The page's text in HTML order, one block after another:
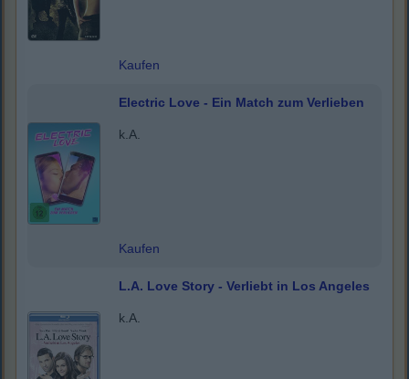
Kaufen
Electric Love - Ein Match zum Verlieben
k.A.
Kaufen
L.A. Love Story - Verliebt in Los Angeles
k.A.